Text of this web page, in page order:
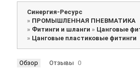
Синергия-Ресурс
» ПРОМЫШЛЕННАЯ ПНЕВМАТИКА
» Фитинги и шланги » Цанговые
» Цанговые пластиковые фитинги
Обзор Отзывы 0